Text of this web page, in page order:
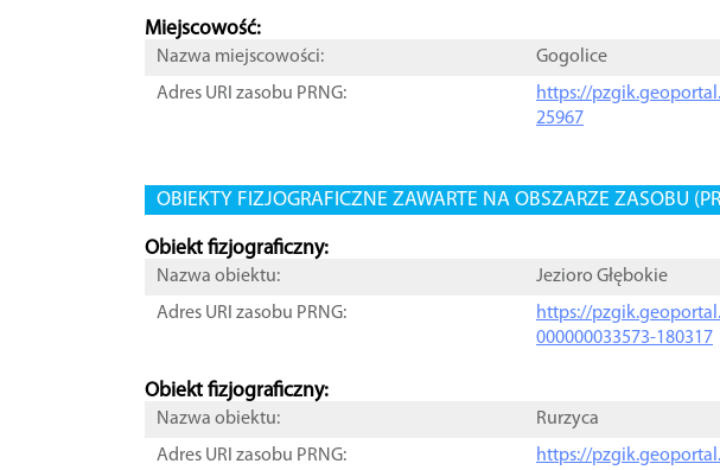
Miejscowość:
Nazwa miejscowości:
Gogolice
Adres URI zasobu PRNG:
https://
25967
OBIEKTY FIZJOGRAFICZNE ZAWARTE NA OBSZARZE ZASOBU
Obiekt fizjograficzny:
Nazwa obiektu:
Jezioro Głębokie
Adres URI zasobu PRNG:
https://
000000033573-180317
Obiekt fizjograficzny:
Nazwa obiektu:
Rurzyca
Adres URI zasobu PRNG:
https://